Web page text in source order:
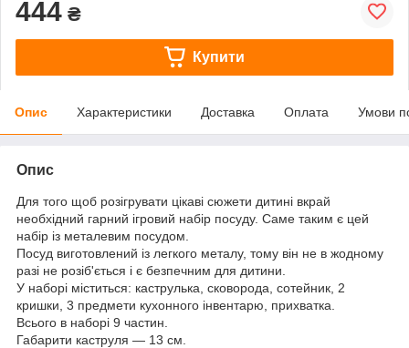
444 ₴
Купити
Опис Характеристики Доставка Оплата Умови
Опис
Для того щоб розігрувати цікаві сюжети дитині вкрай
необхідний гарний ігровий набір посуду. Саме таким є цей
набір із металевим посудом.
Посуд виготовлений із легкого металу, тому він не в жодному
разі не розіб'ється і є безпечним для дитини.
У наборі міститься: каструлька, сковорода, сотейник, 2
кришки, 3 предмети кухонного інвентарю, прихватка.
Всього в наборі 9 частин.
Габарити каструля — 13 см.